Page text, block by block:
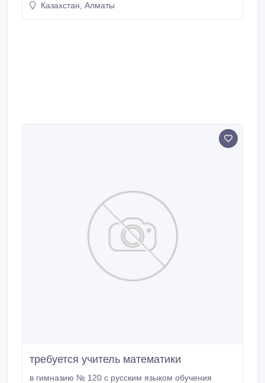
Казахстан, Алматы
требуется учитель математики
в гимназию № 120 с русским языком обучения